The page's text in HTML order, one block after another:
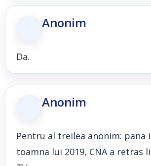
Anonim
Da.
Anonim
Pentru al treilea anonim: pana
toamna lui 2019, CNA a retras